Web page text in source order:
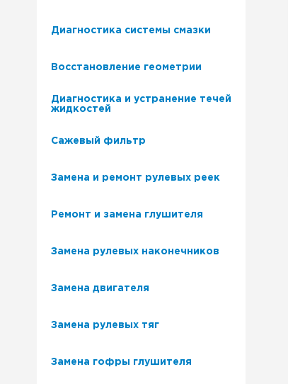
Диагностика системы смазки
Восстановление геометрии
Диагностика и устранение течей
жидкостей
Сажевый фильтр
Замена и ремонт рулевых реек
Ремонт и замена глушителя
Замена рулевых наконечников
Замена двигателя
Замена рулевых тяг
Замена гофры глушителя